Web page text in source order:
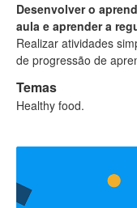
Desenvolver o
aula e aprender a
Realizar atividades
de progressão de
Temas
Healthy food.